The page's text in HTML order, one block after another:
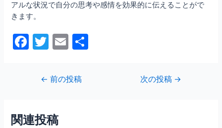
アルな状況で自分の思考や感情を効果的に伝えることがで
きます。
F
o
T
itt
er
E
ai
l
ビ
ゲ
← 前の投稿 次の投稿 →
関連投稿